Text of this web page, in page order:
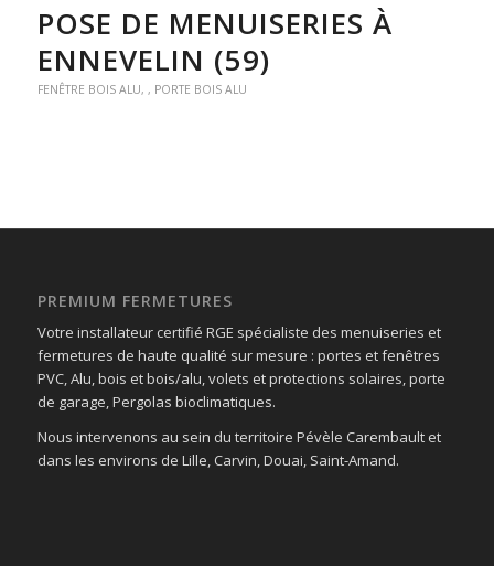
POSE DE MENUISERIES À
ENNEVELIN (59)
FENÊTRE BOIS ALU, , PORTE BOIS ALU
PREMIUM FERMETURES
Votre installateur certifié RGE spécialiste des menuiseries et
fermetures de haute qualité sur mesure : portes et fenêtres
PVC, Alu, bois et bois/alu, volets et protections solaires, porte
de garage, Pergolas bioclimatiques.
Nous intervenons au sein du territoire Pévèle Carembault et
dans les environs de Lille, Carvin, Douai, Saint-Amand.